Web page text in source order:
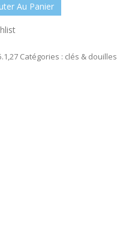
Au Panier
Catégories : clés & douilles